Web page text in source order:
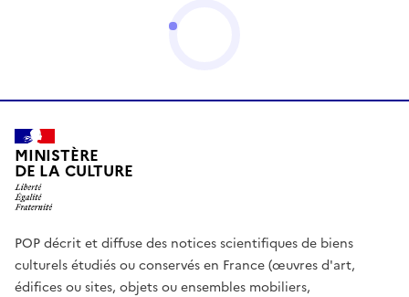
MINISTÈRE
DE LA CULTURE
POP décrit et diffuse des notices scientifiques de biens
culturels étudiés ou conservés en France (œuvres d'art,
édifices ou sites, objets ou ensembles mobiliers,